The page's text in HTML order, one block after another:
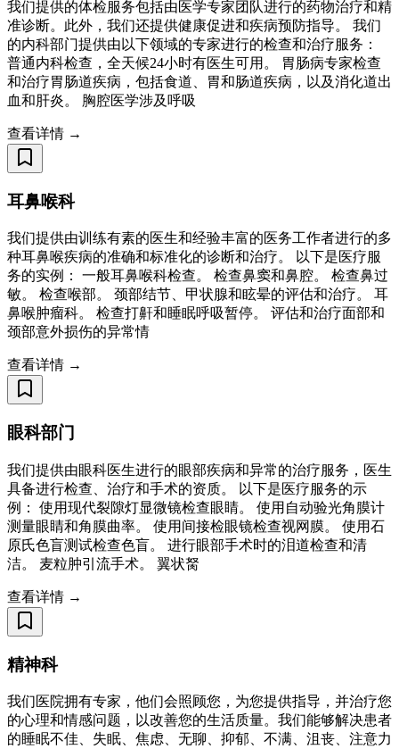
我们提供的体检服务包括由医学专家团队进行的药物治疗和精
准诊断。此外，我们还提供健康促进和疾病预防指导。 我们
的内科部门提供由以下领域的专家进行的检查和治疗服务：
普通内科检查，全天候24小时有医生可用。 胃肠病专家检查
和治疗胃肠道疾病，包括食道、胃和肠道疾病，以及消化道出
血和肝炎。 胸腔医学涉及呼吸
查看详情 →
耳鼻喉科
我们提供由训练有素的医生和经验丰富的医务工作者进行的多
种耳鼻喉疾病的准确和标准化的诊断和治疗。 以下是医疗服
务的实例： 一般耳鼻喉科检查。 检查鼻窦和鼻腔。 检查鼻过
敏。 检查喉部。 颈部结节、甲状腺和眩晕的评估和治疗。 耳
鼻喉肿瘤科。 检查打鼾和睡眠呼吸暂停。 评估和治疗面部和
颈部意外损伤的异常情
查看详情 →
眼科部门
我们提供由眼科医生进行的眼部疾病和异常的治疗服务，医生
具备进行检查、治疗和手术的资质。 以下是医疗服务的示
例： 使用现代裂隙灯显微镜检查眼睛。 使用自动验光角膜计
测量眼睛和角膜曲率。 使用间接检眼镜检查视网膜。 使用石
原氏色盲测试检查色盲。 进行眼部手术时的泪道检查和清
洁。 麦粒肿引流手术。 翼状胬
查看详情 →
精神科
我们医院拥有专家，他们会照顾您，为您提供指导，并治疗您
的心理和情感问题，以改善您的生活质量。我们能够解决患者
的睡眠不佳、失眠、焦虑、无聊、抑郁、不满、沮丧、注意力